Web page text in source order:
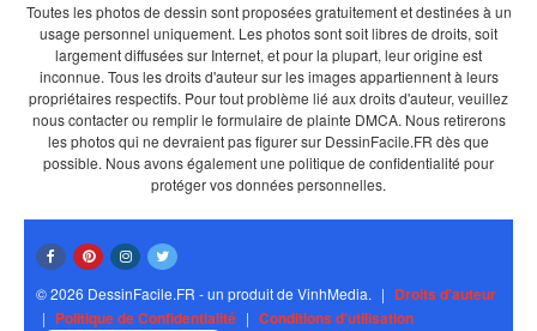
Toutes les photos de dessin sont proposées gratuitement et destinées à un
usage personnel uniquement. Les photos sont soit libres de droits, soit
largement diffusées sur Internet, et pour la plupart, leur origine est
inconnue. Tous les droits d'auteur sur les images appartiennent à leurs
propriétaires respectifs. Pour tout problème lié aux droits d'auteur, veuillez
nous contacter ou remplir le formulaire de plainte DMCA. Nous retirerons
les photos qui ne devraient pas figurer sur DessinFacile.FR dès que
possible. Nous avons également une politique de confidentialité pour
protéger vos données personnelles.
© 2026 DessinFacile.FR - un produit de VinhMedia. | Droits d'auteur
| Politique de Confidentialité | Conditions d'utilisation